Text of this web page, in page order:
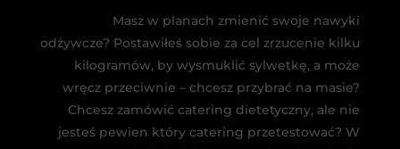
Masz w planach zmienić swoje nawyki
odżywcze? Postawiłeś sobie za cel zrzucenie kilku
kilogramów, by wysmuklić sylwetkę, a może
wręcz przeciwnie – chcesz przybrać na masie?
Chcesz zamówić catering dietetyczny, ale nie
jesteś pewien który catering przetestować? W